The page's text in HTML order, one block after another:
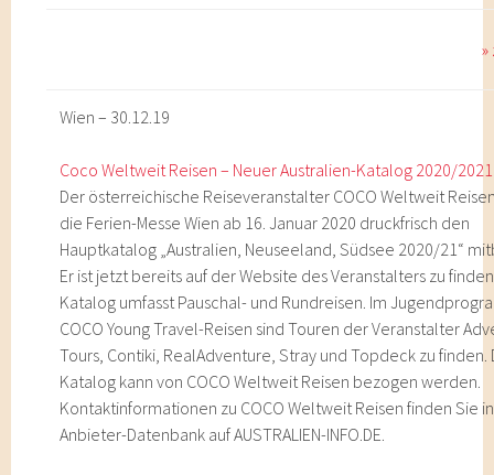
Wien – 30.12.19
Coco Weltweit Reisen – Neuer Australien-Katalog 2020/2021
Der österreichische Reiseveranstalter COCO Weltweit
die Ferien-Messe Wien ab 16. Januar 2020 druckfrisch den
Hauptkatalog „Australien, Neuseeland, Südsee 2020/21“
Er ist jetzt bereits auf der Website des Veranstalters zu
Katalog umfasst Pauschal- und Rundreisen. Im
COCO Young Travel-Reisen sind Touren der Veranstalter
Tours, Contiki, RealAdventure, Stray und Topdeck zu finden.
Katalog kann von COCO Weltweit Reisen bezogen werden.
Kontaktinformationen zu COCO Weltweit Reisen finden Sie
Anbieter-Datenbank auf AUSTRALIEN-INFO.DE.